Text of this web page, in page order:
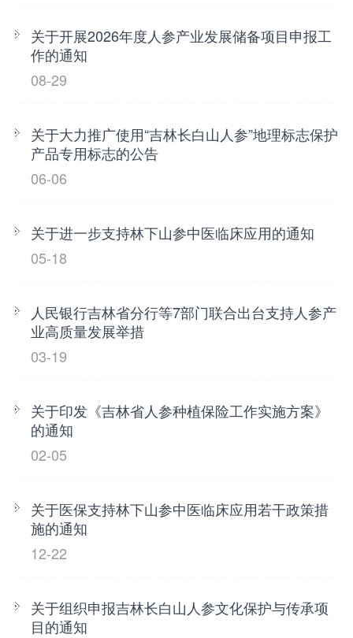
关于开展2026年度人参产业发展储备项目申报工
作的通知
08-29
关于大力推广使用“吉林长白山人参”地理标志保护
产品专用标志的公告
06-06
关于进一步支持林下山参中医临床应用的通知
05-18
人民银行吉林省分行等7部门联合出台支持人参产
业高质量发展举措
03-19
关于印发《吉林省人参种植保险工作实施方案》
的通知
02-05
关于医保支持林下山参中医临床应用若干政策措
施的通知
12-22
关于组织申报吉林长白山人参文化保护与传承项
目的通知